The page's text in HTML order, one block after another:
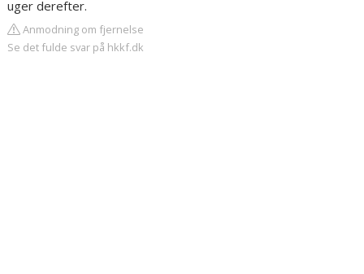
uger derefter.
Anmodning om fjernelse
Se det fulde svar på hkkf.dk